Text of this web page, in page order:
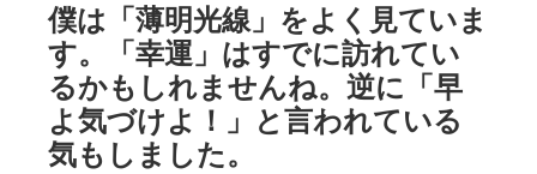
僕は「薄明光線」をよく見ていま
す。「幸運」はすでに訪れてい
るかもしれませんね。逆に「早
よ気づけよ！」と言われている
気もしました。